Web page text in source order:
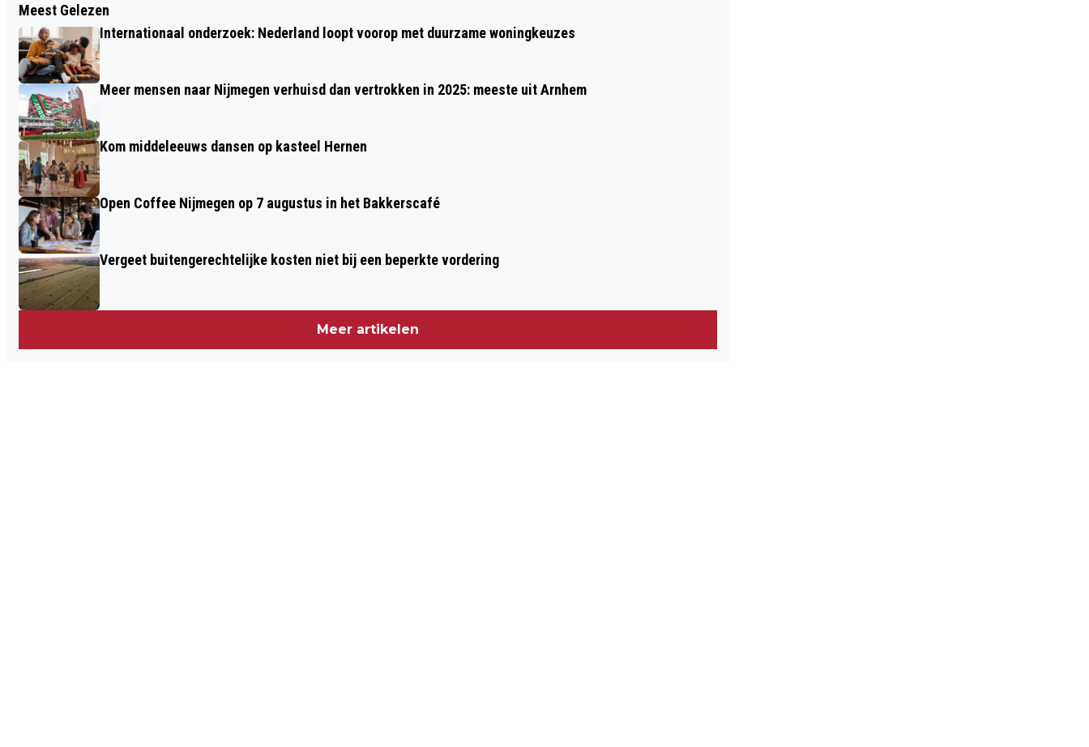
VEILIGHEIDSWAARSCHUWING VOOR
MENSEN MET EEN ALLERGIE VOOR SOJA
AFSLANKCAPSULES VAN DULOR
Meest Gelezen
Internationaal onderzoek: Nederland loopt voorop met duurzame woningkeuzes
Meer mensen naar Nijmegen verhuisd dan vertrokken in 2025: meeste uit Arnhem
Kom middeleeuws dansen op kasteel Hernen
Open Coffee Nijmegen op 7 augustus in het Bakkerscafé
Vergeet buitengerechtelijke kosten niet bij een beperkte vordering
Meer artikelen